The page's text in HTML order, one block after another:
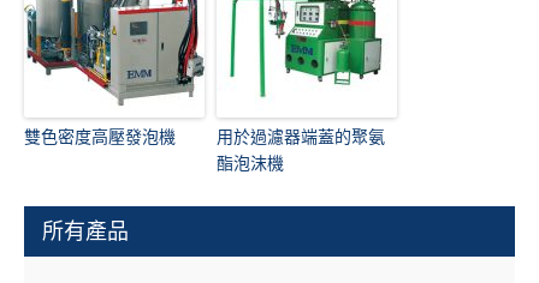
雙色密度高壓發泡機
用於過濾器端蓋的聚氨
酯泡沫機
所有產品